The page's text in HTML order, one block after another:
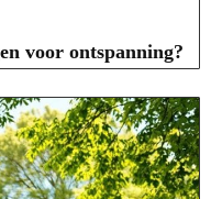
voor ontspanning?